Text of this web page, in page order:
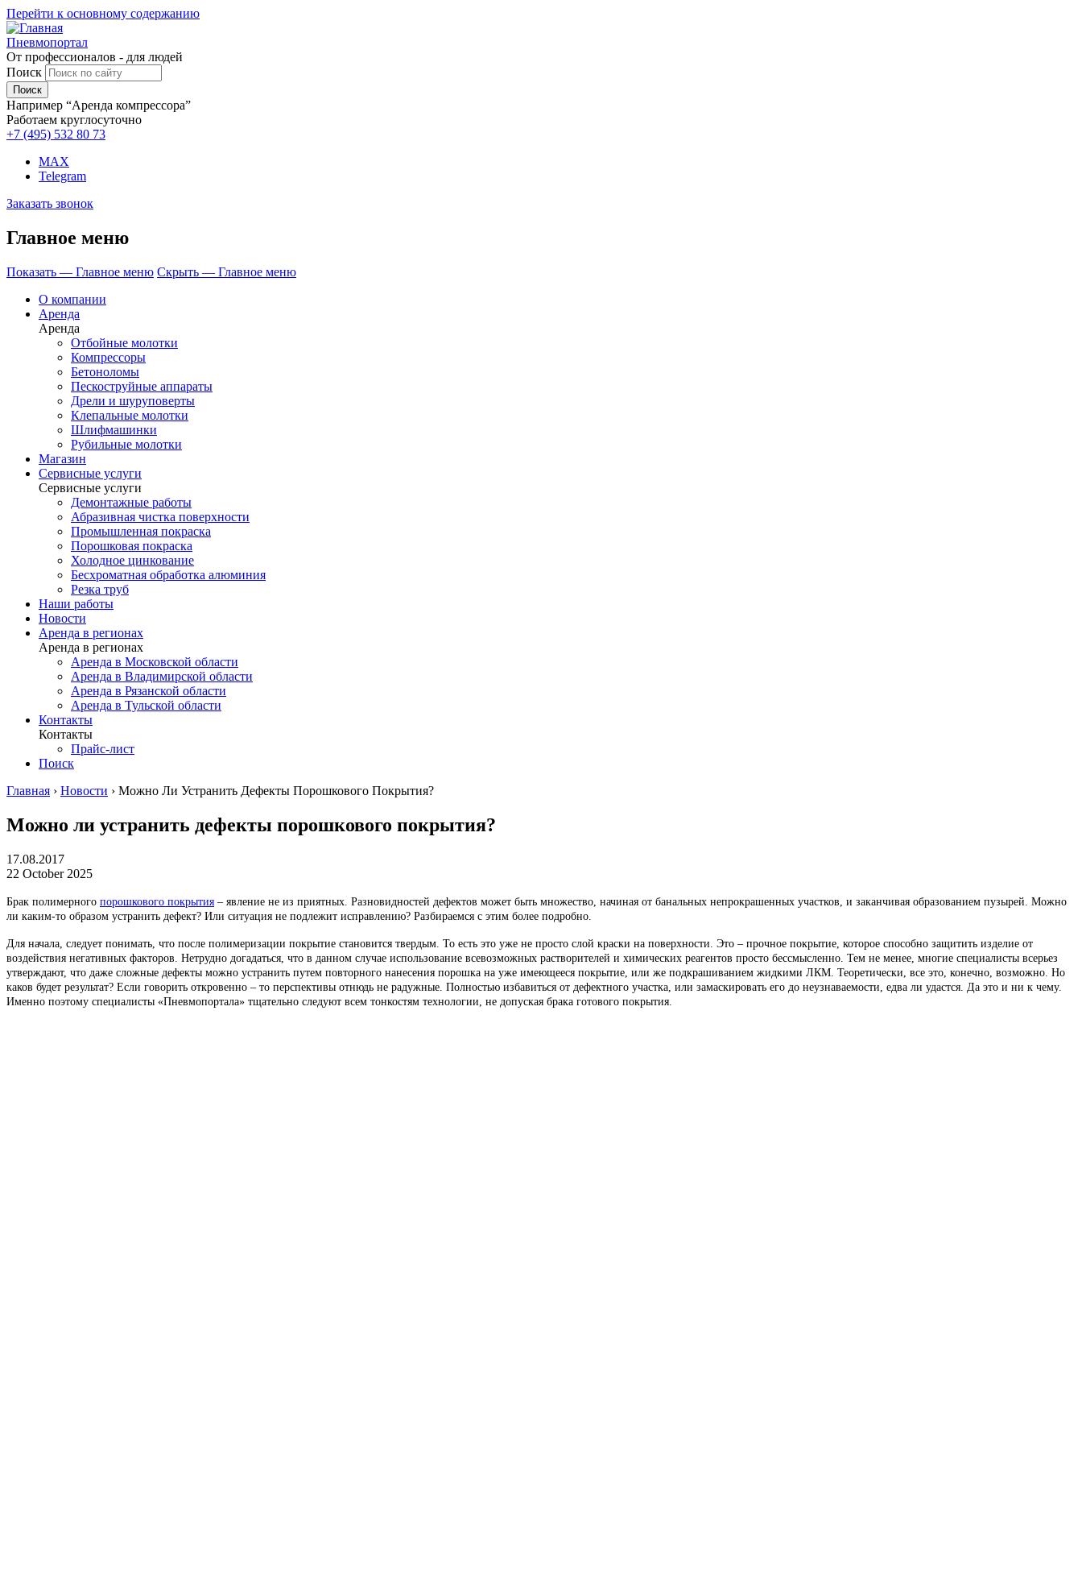
Перейти к основному содержанию
Пневмопортал
От профессионалов - для людей
Поиск
Например “Аренда компрессора”
Работаем круглосуточно
+7 (495) 532 80 73
MAX
Telegram
Заказать звонок
Главное меню
Показать — Главное меню Скрыть — Главное меню
О компании
Аренда
Аренда
Отбойные молотки
Компрессоры
Бетоноломы
Пескоструйные аппараты
Дрели и шуруповерты
Клепальные молотки
Шлифмашинки
Рубильные молотки
Магазин
Сервисные услуги
Сервисные услуги
Демонтажные работы
Абразивная чистка поверхности
Промышленная покраска
Порошковая покраска
Холодное цинкование
Бесхроматная обработка алюминия
Резка труб
Наши работы
Новости
Аренда в регионах
Аренда в регионах
Аренда в Московской области
Аренда в Владимирской области
Аренда в Рязанской области
Аренда в Тульской области
Контакты
Контакты
Прайс-лист
Поиск
Главная › Новости › Можно Ли Устранить Дефекты Порошкового Покрытия?
Можно ли устранить дефекты порошкового покрытия?
17.08.2017
22 October 2025
Брак полимерного порошкового покрытия – явление не из приятных. Разновидностей дефектов может быть множество, начиная от банальных непрокрашенных участков, и заканчивая образованием пузырей. Можно
ли каким-то образом устранить дефект? Или ситуация не подлежит исправлению? Разбираемся с этим более подробно.
Для начала, следует понимать, что после полимеризации покрытие становится твердым. То есть это уже не просто слой краски на поверхности. Это – прочное покрытие, которое способно защитить изделие от
воздействия негативных факторов. Нетрудно догадаться, что в данном случае использование всевозможных растворителей и химических реагентов просто бессмысленно. Тем не менее, многие специалисты всерьез
утверждают, что даже сложные дефекты можно устранить путем повторного нанесения порошка на уже имеющееся покрытие, или же подкрашиванием жидкими ЛКМ. Теоретически, все это, конечно, возможно. Но
каков будет результат? Если говорить откровенно – то перспективы отнюдь не радужные. Полностью избавиться от дефектного участка, или замаскировать его до неузнаваемости, едва ли удастся. Да это и ни к чему.
Именно поэтому специалисты «Пневмопортала» тщательно следуют всем тонкостям технологии, не допуская брака готового покрытия.